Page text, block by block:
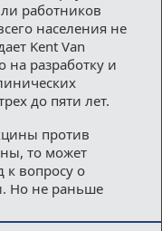
работников
населения не
Kent Van
на разработку и
до пяти лет.
против
то может
к вопросу о
Но не раньше